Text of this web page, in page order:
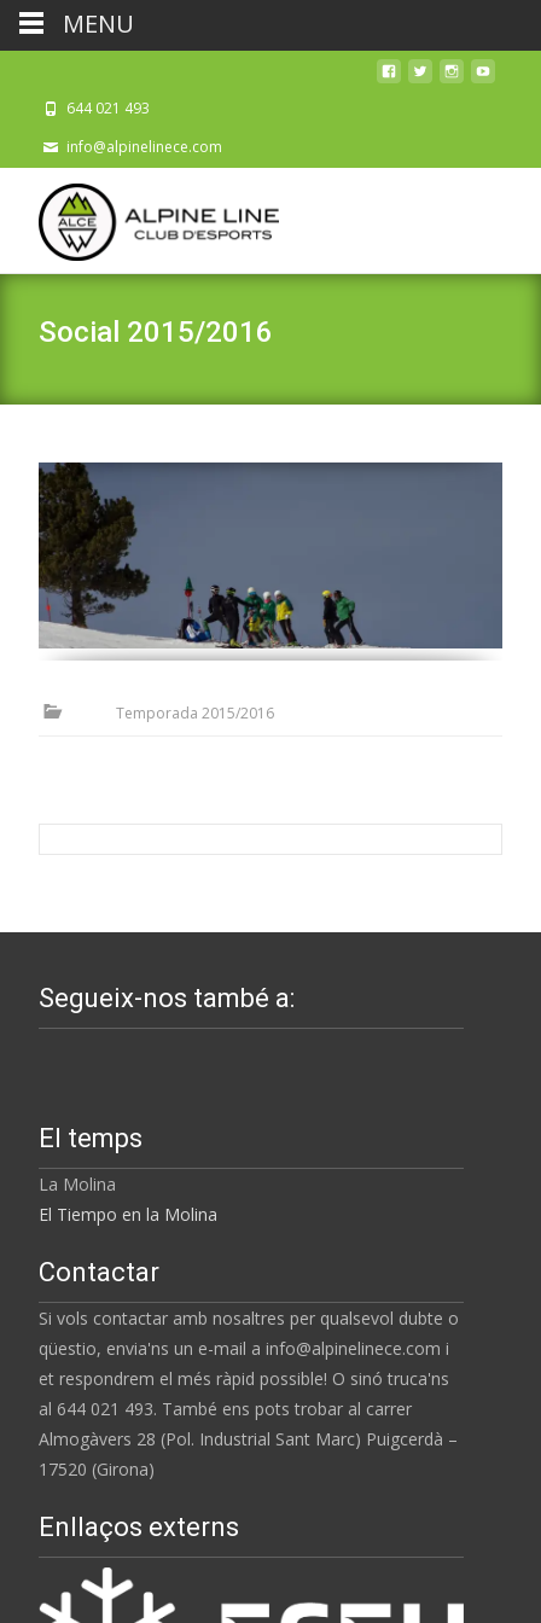
644 021 493
info@alpinelinece.com
Social 2015/2016
Temporada 2015/2016
Segueix-nos també a:
El temps
La Molina
El Tiempo en la Molina
Contactar
Si vols contactar amb nosaltres per qualsevol dubte o
qüestio, envia'ns un e-mail a info@alpinelinece.com i
et respondrem el més ràpid possible! O sinó truca'ns
al 644 021 493. També ens pots trobar al carrer
Almogàvers 28 (Pol. Industrial Sant Marc) Puigcerdà –
17520 (Girona)
Enllaços externs
MENU